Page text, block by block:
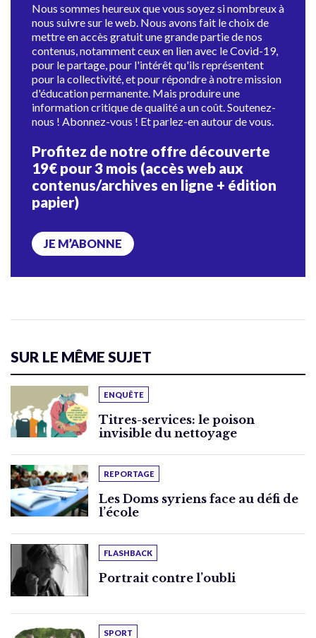
Nous sommes heureux que vous soyez si nombreux à
nous suivre sur le web. Nous avons fait le choix de
mettre en accès gratuit une grande partie de nos
contenus, notamment ceux en lien avec le Covid-19,
pour le partage, pour l'intérêt qu'ils représentent
pour la collectivité, et pour répondre à notre mission
d'éducation permanente. Mais produire une
information critique de qualité a un coût. Soutenez-
nous ! Abonnez-vous ! Et parlez-en autour de vous.
Profitez de notre offre découverte
19€ pour 3 mois (accès web aux
contenus/archives en ligne + édition
papier)
JE M’ABONNE
SUR LE MÊME SUJET
ENQUÊTE
Titres-services: le poison
invisible du nettoyage
REPORTAGE
Les Doms syriens face au défi de
l’école
FLASHBACK
Portrait contre l’oubli
SPORT